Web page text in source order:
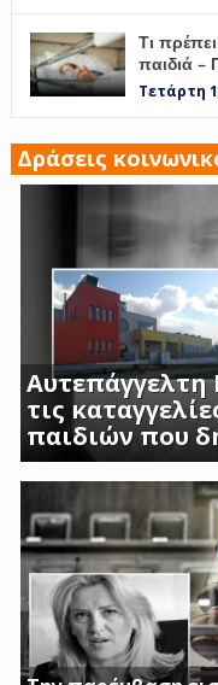
Τι
παιδιά –
Τετάρτη
Δράσεις
Αυτεπάγγελτη
τις
παιδιών που
ΣΟΚΑΡΟΥΝ ΟΙ
ΠΡΟΣΩΠΙΚΟΥ
ΑΣΠΡΟΠΥΡΓΟΥ